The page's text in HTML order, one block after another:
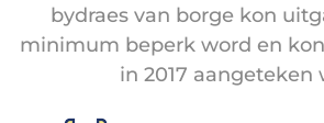
bydraes van borge kon
minimum beperk word en kon
in 2017 aangeteken